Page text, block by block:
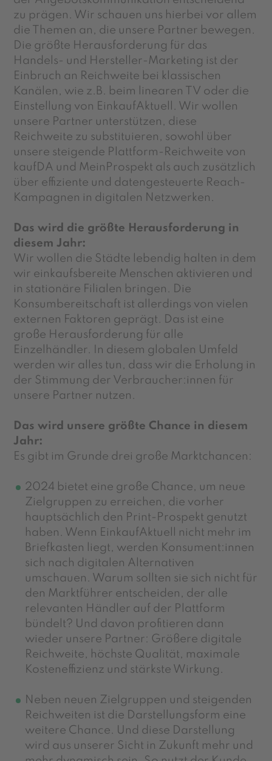
zu prägen. Wir schauen uns hierbei vor allem
die Themen an, die unsere Partner bewegen.
Die größte Herausforderung für das
Handels- und Hersteller-Marketing ist der
Einbruch an Reichweite bei klassischen
Kanälen, wie z.B. beim linearen TV oder die
Einstellung von EinkaufAktuell . Wir wollen
unsere Partner unterstützen, diese
Reichweite zu substituieren, sowohl über
unsere steigende Plattform-Reichweite von
kaufDA und MeinProspekt als auch zusätzlich
über effiziente und datengesteuerte Reach -
Kampagnen in digitalen Netzwerken.
Das wird die größte Herausforderung in
diesem Jahr:
Wir wollen die Städte lebendig halten in dem
wir einkaufsbereite Menschen aktivieren und
in stationäre Filialen bringen. Die
Konsumbereitschaft ist allerdings von vielen
externen Faktoren geprägt. Das ist eine
große Herausforderung für alle
Einzelhändler. In diesem globalen Umfeld
werden wir alles tun, dass wir die Erholung in
der Stimmung der Verbraucher:innen für
unsere Partner nutzen.
Das wird unsere größte Chance in diesem
Jahr:
Es gibt im Grunde drei große Marktchancen:
2024 bietet eine große Chance, um neue
Zielgruppen zu erreichen, die vorher
hauptsächlich den Print-Prospekt genutzt
haben. Wenn EinkaufAktuell nicht mehr im
Briefkasten liegt, werden Konsument:innen
sich nach digitalen Alternativen
umschauen. Warum sollten sie sich nicht für
den Marktführer entscheiden, der alle
relevanten Händler auf der Plattform
bündelt? Und davon profitieren dann
wieder unsere Partner: Größere digitale
Reichweite, höchste Qualität, maximale
Kosteneffizienz und stärkste Wirkung.
Neben neuen Zielgruppen und steigenden
Reichweiten ist die Darstellungsform eine
weitere Chance. Und diese Darstellung
wird aus unserer Sicht in Zukunft mehr und